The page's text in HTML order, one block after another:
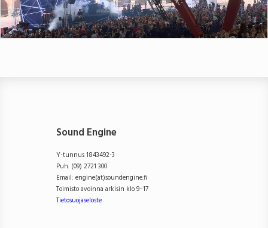
Sound Engine
Y-tunnus 1843492-3
Puh. (09) 2721 300
Email: engine(at)soundengine.fi
Toimisto avoinna arkisin klo 9–17
Tietosuojaseloste